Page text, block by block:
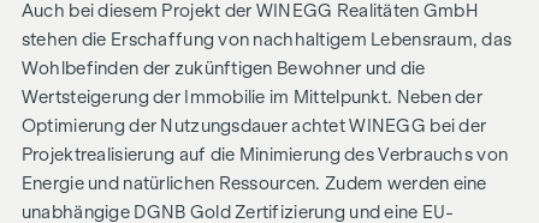
Auch bei diesem Projekt der WINEGG Realitäten GmbH
stehen die Erschaffung von nachhaltigem Lebensraum, das
Wohlbefinden der zukünftigen Bewohner und die
Wertsteigerung der Immobilie im Mittelpunkt. Neben der
Optimierung der Nutzungsdauer achtet WINEGG bei der
Projektrealisierung auf die Minimierung des Verbrauchs von
Energie und natürlichen Ressourcen. Zudem werden eine
unabhängige DGNB Gold Zertifizierung und eine EU-